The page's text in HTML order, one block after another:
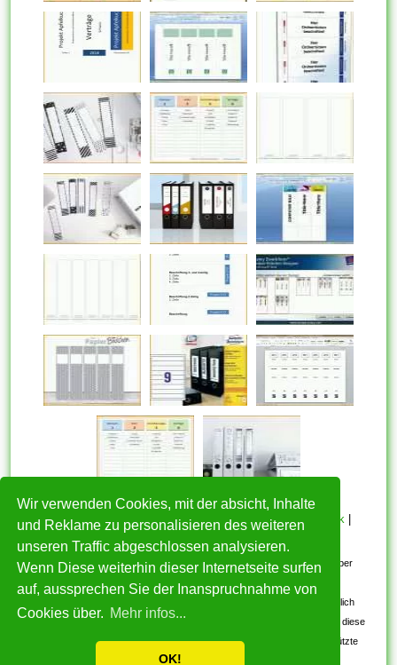
Wir verwenden Cookies, mit der absicht, Inhalte
und Reklame zu personalisieren des weiteren
unseren Traffic abgeschlossen analysieren.
Wenn Diese weiterhin dieser Internetseite surfen
auf, aussprechen Sie der Inanspruchnahme von
Cookies über. Mehr infos...
OK!
HOME |Über mich| Datenschutzerklärung|Cookie Politik
Copyright
Nutzungsbedingungen
Alle eingereichten Inhalte bleiben dem ursprünglichen Copyright-Inhaber
urheberrechtlich geschützt. Bitte beachten Sie: Bilder sind für den
persönlichen, nicht-kommerziellen Gebrauch. Wenn Sie urheberrechtlich
geschützte Bilder gefunden haben, wenden Sie sich an uns. Wir werden diese
umgehend entfernen. Wir beabsichtigen nicht, urheberrechtlich geschützte
Bilder anzuzeigen.